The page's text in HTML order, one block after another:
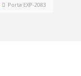
Porta EXP-2083